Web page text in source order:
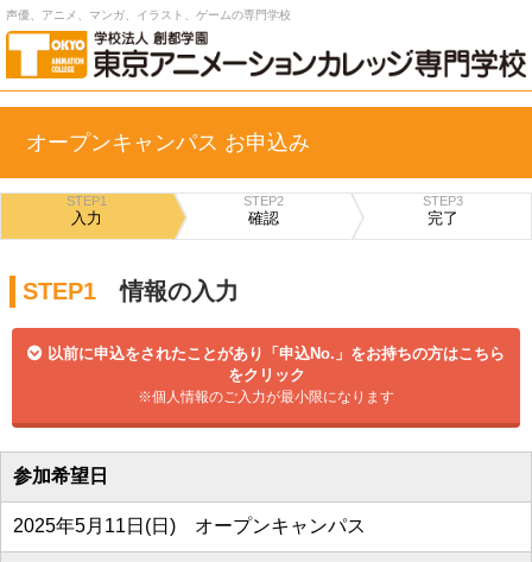
声優、アニメ、マンガ、イラスト、ゲームの専門学校
オープンキャンパス お申込み
STEP1
入力
STEP2
確認
STEP3
完了
STEP1 情報の入力
以前に申込をされたことがあり「申込No.」をお持ちの方はこちら
をクリック
※個人情報のご入力が最小限になります
参加希望日
2025年5月11日(日) オープンキャンパス